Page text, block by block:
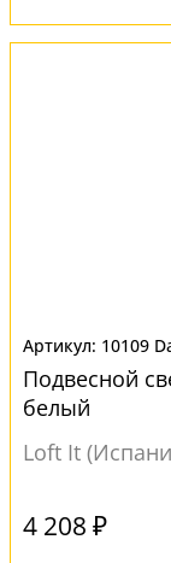
10109
Подвесной
белый
Loft It
4 208 ₽